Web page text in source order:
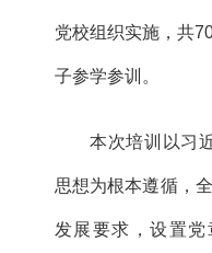
党校组织实施，共
子参学参训。
本次培训以习
思想为根本遵循，
发展要求，设置